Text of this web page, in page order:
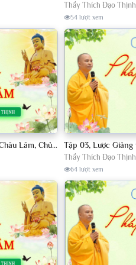
Thầy Thích Đạo Thịnh
54 lượt xem
Tập 002, Lược Giảng về Pháp Uyển Châu Lâm, Chủ giảng TT. Thích Đạo Thịnh
Thầy Thích Đạo Thịnh
64 lượt xem